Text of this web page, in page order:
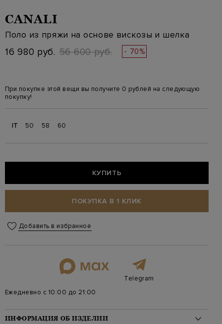
CANALI
Поло из пряжи на основе вискозы и шелка
16 980 руб. 56 600 руб. - 70%
При покупке этой вещи вы получите 0 рублей на следующую
покупку!
IT 50 58 60
КУПИТЬ
ПОКУПКА В 1 КЛИК
Добавить в избранное
Telegram
Ежедневно с 10:00 до 21:00
ИНФОРМАЦИЯ ОБ ИЗДЕЛИИ